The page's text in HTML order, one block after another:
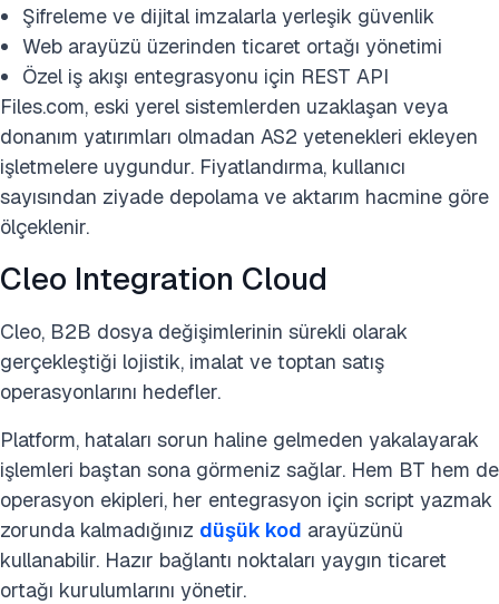
Şifreleme ve dijital imzalarla yerleşik güvenlik
Web arayüzü üzerinden ticaret ortağı yönetimi
Özel iş akışı entegrasyonu için REST API
Files.com, eski yerel sistemlerden uzaklaşan veya
donanım yatırımları olmadan AS2 yetenekleri ekleyen
işletmelere uygundur. Fiyatlandırma, kullanıcı
sayısından ziyade depolama ve aktarım hacmine göre
ölçeklenir.
Cleo Integration Cloud
Cleo, B2B dosya değişimlerinin sürekli olarak
gerçekleştiği lojistik, imalat ve toptan satış
operasyonlarını hedefler.
Platform, hataları sorun haline gelmeden yakalayarak
işlemleri baştan sona görmeniz sağlar. Hem BT hem de
operasyon ekipleri, her entegrasyon için script yazmak
zorunda kalmadığınız düşük kod arayüzünü
kullanabilir. Hazır bağlantı noktaları yaygın ticaret
ortağı kurulumlarını yönetir.